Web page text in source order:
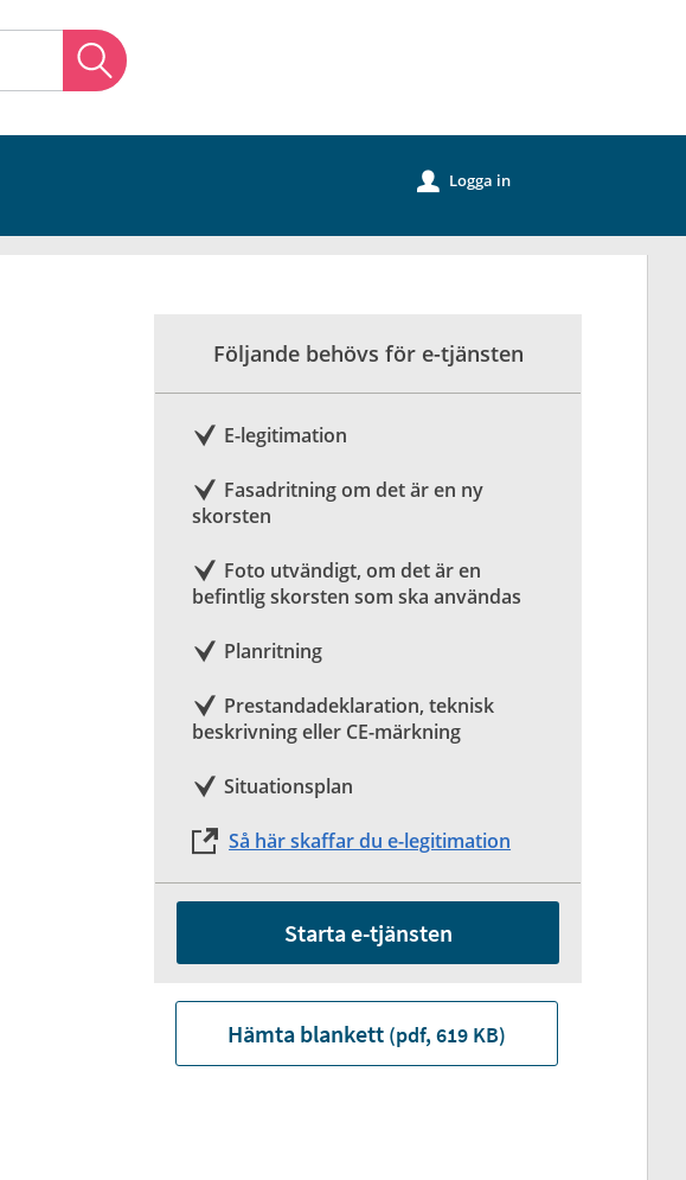
u Logga in
Följande behövs för e-tjänsten
E-legitimation
Fasadritning om det är en ny
skorsten
Foto utvändigt, om det är en
befintlig skorsten som ska användas
Planritning
Prestandadeklaration, teknisk
beskrivning eller CE-märkning
Situationsplan
Så här skaffar du e-legitimation
Starta e-tjänsten
Hämta blankett (pdf, 619 KB)